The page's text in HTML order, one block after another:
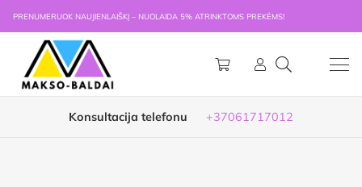
PRENUMERUOK NAUJIENLAIŠKĮ – NUOLAIDA 5% ATRINKTOMS PREKĖMS!
Konsultacija telefonu +37061717012